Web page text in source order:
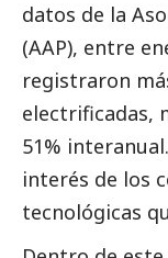
datos de la
(AAP), entre
registraron
electrificadas,
51%
interés de los
tecnológicas